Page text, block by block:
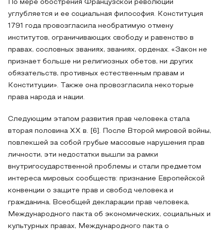
По мере обострения Французской революции
углубляется и ее социальная философия. Конституция
1791 года провозгласила необратимую отмену
институтов, ограничивающих свободу и равенство в
правах, сословных званиях, званиях, орденах. «Закон не
признает больше ни религиозных обетов, ни других
обязательств, противных естественным правам и
Конституции». Также она провозгласила некоторые
права народа и нации.
Следующим этапом развития прав человека стала
вторая половина XX в. [6]. После Второй мировой войны,
повлекшей за собой грубые массовые нарушения прав
личности, эти недостатки вышли за рамки
внутригосударственной проблемы и стали предметом
интереса мировых сообществ: признание Европейской
конвенции о защите прав и свобод человека и
гражданина, Всеобщей декларации прав человека,
Международного пакта об экономических, социальных и
культурных правах, Международного пакта о